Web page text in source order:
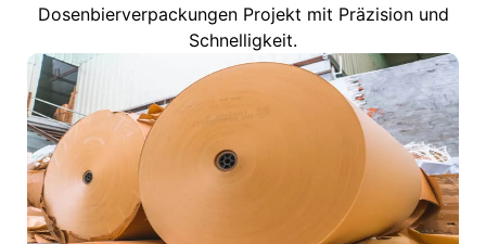
Dosenbierverpackungen Projekt mit Präzision und
Schnelligkeit.